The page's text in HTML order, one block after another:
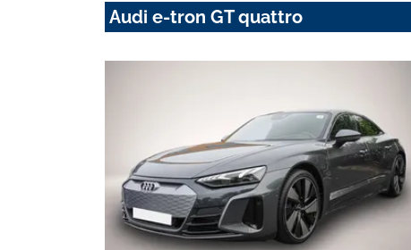
Audi e-tron GT quattro